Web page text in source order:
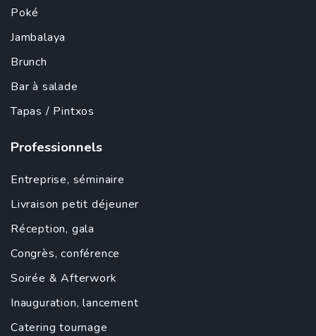
Poké
Jambalaya
Brunch
Bar à salade
Tapas / Pintxos
Professionnels
Entreprise, séminaire
Livraison petit déjeuner
Réception, gala
Congrès, conférence
Soirée &Afterwork
Inauguration,lancement
Catering tournage